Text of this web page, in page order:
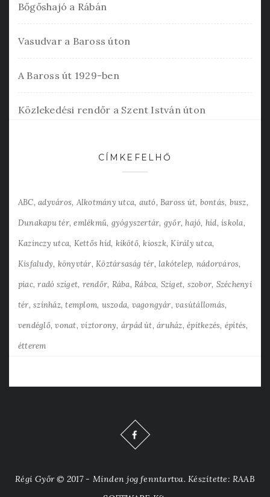
Bőgőshajó a Rábán
Vasudvar a Baross úton
A Baross út 1929-ben
Közlekedési rendőr a Szent István úton
CÍMKEFELHŐ
ABC adyváros Alkotmány utca autó Baross út bontás busz
Dunakapu tér emlékmű gyógyszertár győr hajó híd iskola
Kazinczy utca Kettős híd kikötő kioszk Király utca
Kisfaludy könyvtár Köztársaság tér lakótelep nádorváros
piac radó sziget rendőr Rába Rábca Sziget szobor Széchenyi
tér színház templom uszoda vagongyár vasútállomás
vendéglő vonat víztorony árpád út áruház építkezés építés
étterem
Régi Győr © 2017 - Minden jog fenntartva. Készítette: RAAB